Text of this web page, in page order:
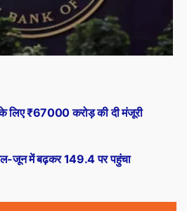
जून में बढ़कर 149.4 पर पहुंचा
लिए ₹67000 करोड़ की दी मंजूरी